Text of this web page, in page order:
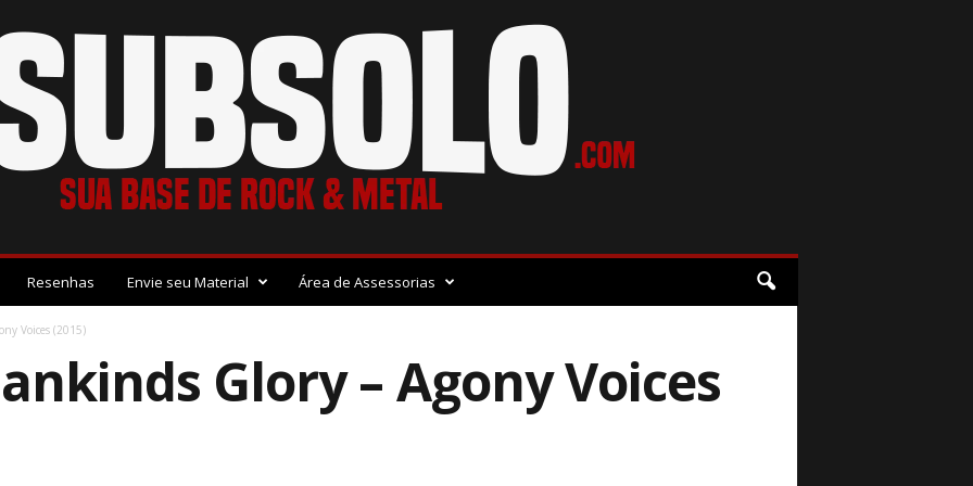
Resenhas Envie seu Material Área de Assessorias
Voices (2015)
Glory – Agony Voices